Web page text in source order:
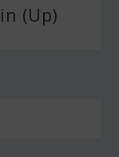
(Up)